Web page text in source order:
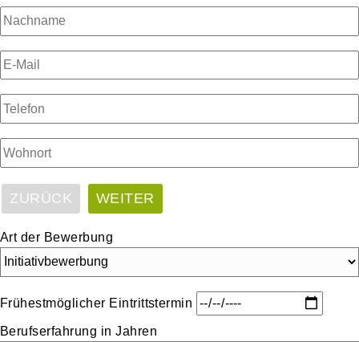
ZURÜCK WEITER
Art der Bewerbung
Frühestmöglicher Eintrittstermin
Berufserfahrung in Jahren